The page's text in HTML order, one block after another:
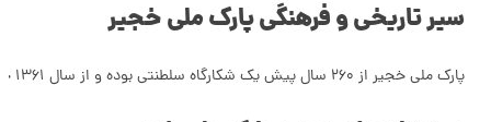
سیر تاریخی و فرهنگی پارک ملی خجیر
پارک ملی خجیر از 260 سال پیش یک شکارگاه سلطنتی بوده و از سال 1361 خورشیدی به عنوان پارک ملی ثبت شده است.